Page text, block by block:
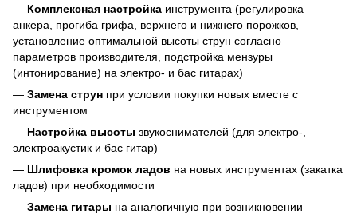
— Комплексная настройка инструмента (регулировка
анкера, прогиба грифа, верхнего и нижнего порожков,
установление оптимальной высоты струн согласно
параметров производителя, подстройка мензуры
(интонирование) на электро- и бас гитарах)
— Замена струн при условии покупки новых вместе с
инструментом
— Настройка высоты звукоснимателей (для электро-,
электроакустик и бас гитар)
— Шлифовка кромок ладов на новых инструментах (закатка
ладов) при необходимости
— Замена гитары на аналогичную при возникновении